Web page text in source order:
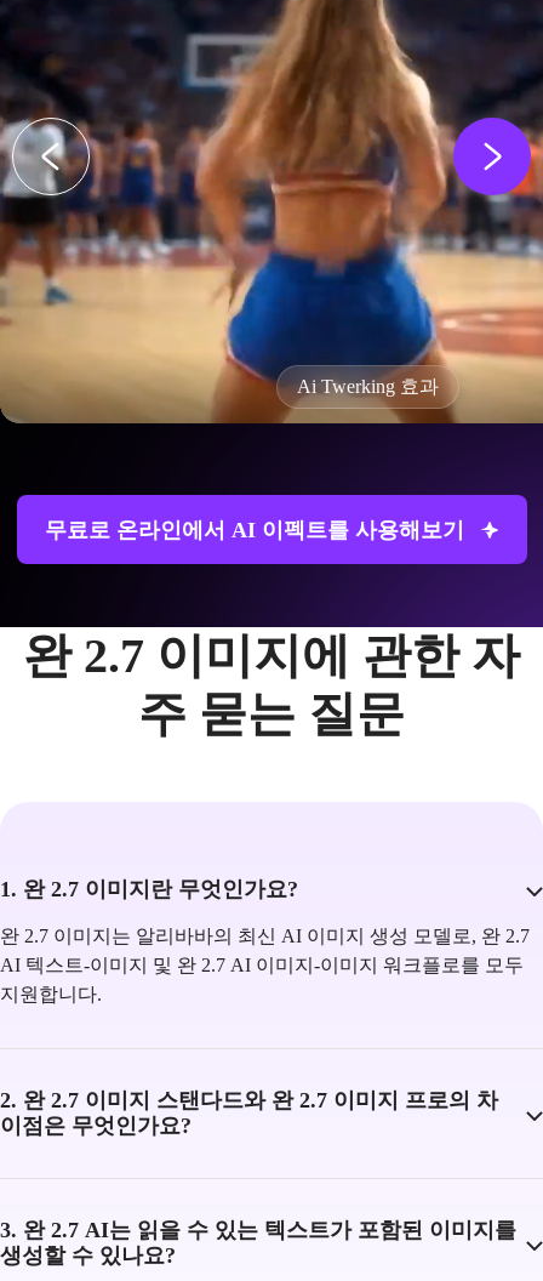
무료로 온라인에서 AI 이펙트를 사용해보기
완 2.7 이미지에 관한 자
주 묻는 질문
1. 완 2.7 이미지란 무엇인가요?
완 2.7 이미지는 알리바바의 최신 AI 이미지 생성 모델로, 완 2.7
AI 텍스트-이미지 및 완 2.7 AI 이미지-이미지 워크플로를 모두
지원합니다.
2. 완 2.7 이미지 스탠다드와 완 2.7 이미지 프로의 차
이점은 무엇인가요?
3. 완 2.7 AI는 읽을 수 있는 텍스트가 포함된 이미지를
생성할 수 있나요?